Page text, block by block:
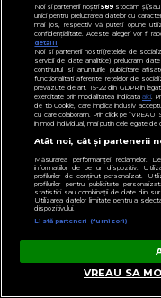
Noi și partenerii noștri589stocăm și/sau
unici pentru prelucrarea datelor cu
mai jos, respectiv vă puteți opune
confidențialitate. Aceste alegeri vor fi
detalii
Noi si partenerii nostri (retelele de
servicii de date analitice) prelucram
continutul si anunturile publicitare
functionalitati aferente retelelor de
prevazute de art. 15-22 din GDPR in
exercitate prin modalitatea indicataaici.
de tip Cookie, care implica inclusiv
cu care colaboram. Prin click pe
in mod individual, mai putin cele legate
Atât noi, cât și partenerii
Măsurarea performanței reclamelor.
informațiilor de pe un dispozitiv.
profilurilor de conținut personalizat.
profilurilor pentru publicitate
statistici sau combinații de date din
Utilizarea datelor limitate pentru a
dispozitivului.
Listă parteneri (furnizori)
VREAU SA